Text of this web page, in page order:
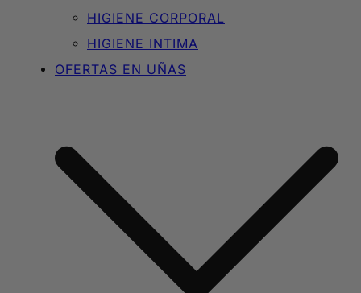
HIGIENE CORPORAL
HIGIENE INTIMA
OFERTAS EN UÑAS